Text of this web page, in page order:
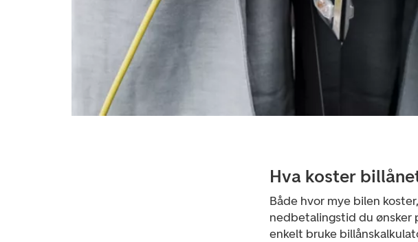
Hva koster
Både hvor mye bilen
nedbetalingstid du ønsker
enkelt bruke